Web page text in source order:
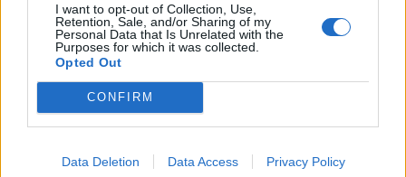
I want to opt-out of Collection, Use,
Retention, Sale, and/or Sharing of my
Personal Data that Is Unrelated with the
Purposes for which it was collected.
Opted Out
CONFIRM
Data Deletion Data Access Privacy Policy
Deseu el meu nom, el correu electrònic i el lloc web en
aquest navegador per a la propera vegada que comenti.